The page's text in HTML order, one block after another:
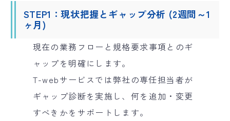
STEP1：現状把握とギャップ分析 (2週間～1
ヶ月)
現在の業務フローと規格要求事項とのギ
ャップを明確にします。
T-webサービスでは弊社の専任担当者が
ギャップ診断を実施し、何を追加・変更
すべきかをサポートします。